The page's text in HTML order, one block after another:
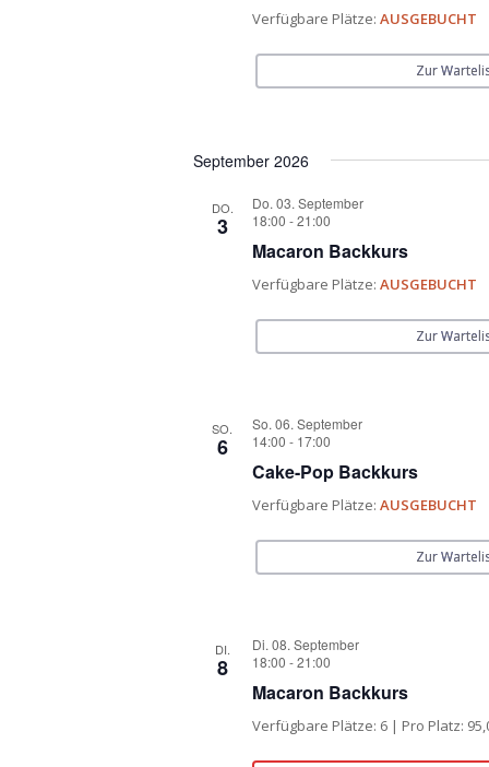
Verfügbare Plätze: AUSGEBUCHT
Zur
September 2026
DO.
3
Do. 03. September
18:00 -21:00
Macaron Backkurs
Verfügbare Plätze: AUSGEBUCHT
Zur
SO.
6
So. 06. September
14:00 - 17:00
Cake-Pop Backkurs
Verfügbare Plätze: AUSGEBUCHT
Zur
DI.
8
Di. 08. September
18:00 -21:00
Macaron Backkurs
Verfügbare Plätze: 6 | Pro Platz: